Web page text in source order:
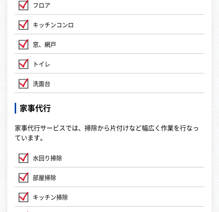
フロア
キッチンコンロ
窓、網戸
トイレ
洗面台
家事代行
家事代行サービスでは、掃除から片付けなど幅広く作業を行なっ
ています。
水回り掃除
部屋掃除
キッチン掃除